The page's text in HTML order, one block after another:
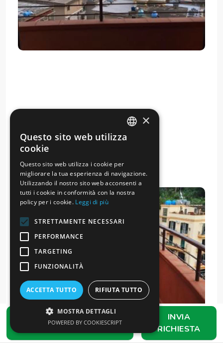
FAI UNA PROPOSTA
INVIA
RICHIESTA
×
Questo sito web utilizza
cookie
Questo sito web utilizza i cookie per
migliorare la tua esperienza di navigazione.
Utilizzando il nostro sito web acconsenti a
tutti i cookie in conformità con la nostra
policy per i cookie. Leggi di più
STRETTAMENTE NECESSARI
PERFORMANCE
TARGETING
FUNZIONALITÀ
ACCETTA TUTTO RIFIUTA TUTTO
MOSTRA DETTAGLI
POWERED BY COOKIESCRIPT